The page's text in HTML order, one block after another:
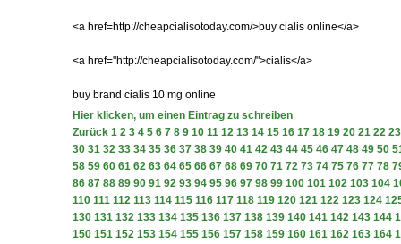
<a href=http://cheapcialisotoday.com/>buy cialis online</a>
<a href="http://cheapcialisotoday.com/">cialis</a>
buy brand cialis 10 mg online
Hier klicken, um einen Eintrag zu schreiben
Zurück 1 2 3 4 5 6 7 8 9 10 11 12 13 14 15 16 17 18 19 20 21 22 23
30 31 32 33 34 35 36 37 38 39 40 41 42 43 44 45 46 47 48 49 50
58 59 60 61 62 63 64 65 66 67 68 69 70 71 72 73 74 75 76 77 78
86 87 88 89 90 91 92 93 94 95 96 97 98 99 100 101 102 103 104
110 111 112 113 114 115 116 117 118 119 120 121 122 123 124
130 131 132 133 134 135 136 137 138 139 140 141 142 143 144
150 151 152 153 154 155 156 157 158 159 160 161 162 163 164